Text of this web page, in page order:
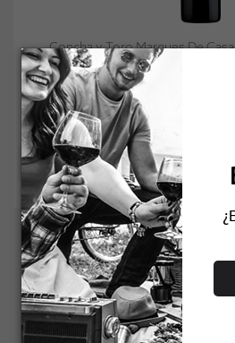
Concha y Toro Marques De